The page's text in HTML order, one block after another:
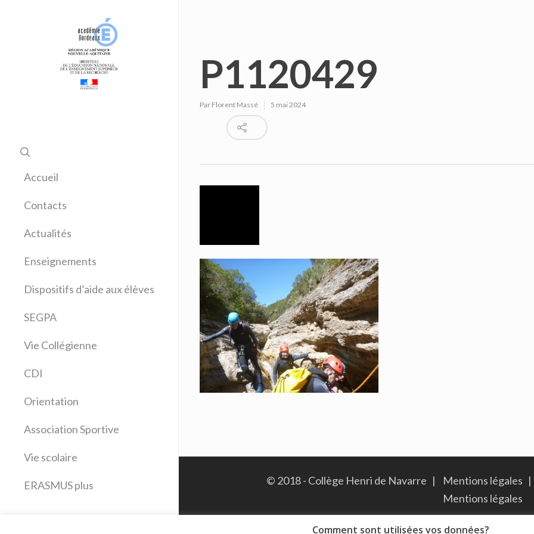
Accueil
Contacts
Actualités
Enseignements
Allemand
Anglais
Arts plastiques
Education musicale
Espagnol
Français
Latin
Sciences physiques
Technologie
Dispositifs d’aide aux élèves
SEGPA
Vie Collégienne
CDI
Orientation
Association Sportive
Vie scolaire
ERASMUS plus
P1120429
Par Florent Massé 5 mai 2024
© 2018 - Collège Henri de Navarre | Mentions légales |
Mentions légales
Comment sont utilisées vos données?